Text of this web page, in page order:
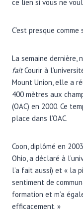
ce lien si vous ne
C’est presque
La semaine dernière,
faitCourir à
Mount Union, elle a
400 mètres aux
(OAC) en 2000. Ce
place dans l’OAC.
Coon, diplômé en
Ohio, a déclaré à
l’a fait aussi) et « la
sentiment de
formation et m’a
efficacement. »